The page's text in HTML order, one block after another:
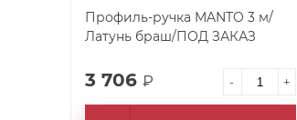
Профиль-ручка MANTO 3 м/
Латунь браш/ПОД ЗАКАЗ
3 706 ₽ - +